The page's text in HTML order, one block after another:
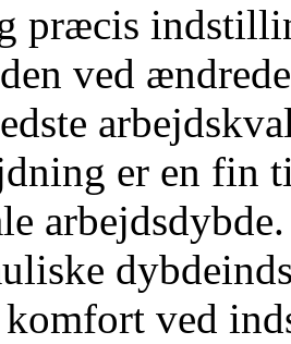
præcis
ved
er en fin
komfort ved